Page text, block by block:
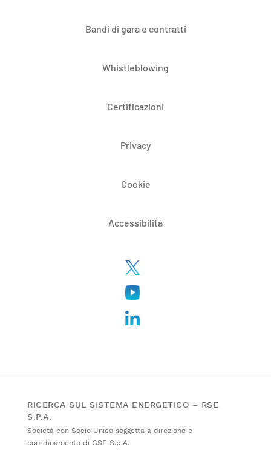
Bandi di gara e contratti
Whistleblowing
Certificazioni
Privacy
Cookie
Accessibilità
RICERCA SUL SISTEMA ENERGETICO – RSE
S.P.A.
Società con Socio Unico soggetta a direzione e
coordinamento di GSE S.p.A.